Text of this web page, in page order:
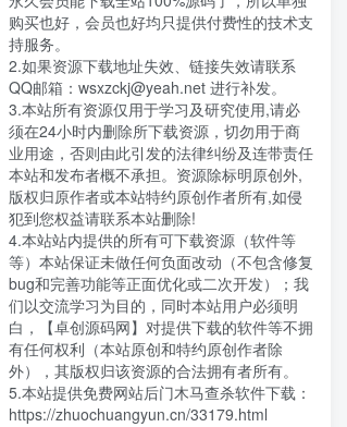
购买也好，会员也好均只提供付费性的技术支
持服务。
2.如果资源下载地址失效、链接失效请联系
QQ邮箱：wsxzckj@yeah.net 进行补发。
3.本站所有资源仅用于学习及研究使用,请必
须在24小时内删除所下载资源，切勿用于商
业用途，否则由此引发的法律纠纷及连带责任
本站和发布者概不承担。资源除标明原创外,
版权归原作者或本站特约原创作者所有,如侵
犯到您权益请联系本站删除!
4.本站站内提供的所有可下载资源（软件等
等）本站保证未做任何负面改动（不包含修复
bug和完善功能等正面优化或二次开发）；我
们以交流学习为目的，同时本站用户必须明
白，【卓创源码网】对提供下载的软件等不拥
有任何权利（本站原创和特约原创作者除
外），其版权归该资源的合法拥有者所有。
5.本站提供免费网站后门木马查杀软件下载：
https://zhuochuangyun.cn/33179.html